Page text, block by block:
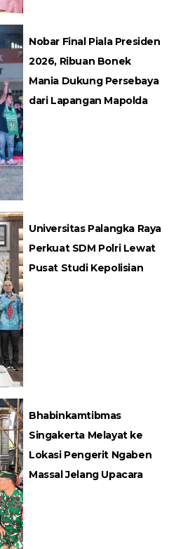
Nobar Final Piala Presiden
2026, Ribuan Bonek
Mania Dukung Persebaya
dari Lapangan Mapolda
Universitas Palangka Raya
Perkuat SDM Polri Lewat
Pusat Studi Kepolisian
Bhabinkamtibmas
Singakerta Melayat ke
Lokasi Pengerit Ngaben
Massal Jelang Upacara